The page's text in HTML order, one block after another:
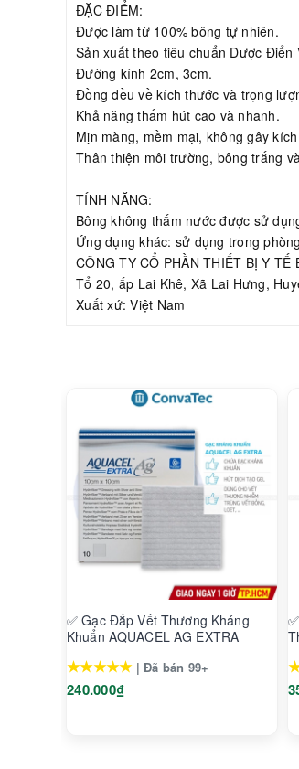
ĐẶC ĐIỂM:
Được làm từ 100% bông tự nhiên.
Sản xuất theo tiêu chuẩn Dược Điển
Đường kính 2cm, 3cm.
Đồng đều về kích thước và trọng
Khả năng thấm hút cao và nhanh.
Mịn màng, mềm mại, không gây
Thân thiện môi trường, bông trắng
TÍNH NĂNG:
Bông không thấm nước được sử
Ứng dụng khác: sử dụng trong
CÔNG TY CỔ PHẦN THIẾT BỊ Y TẾ
Tổ 20, ấp Lai Khê, Xã Lai Hưng,
Xuất xứ: Việt Nam
✅ Gạc Đắp Vết Thương Kháng
Khuẩn AQUACEL AG EXTRA
★★★★★ | Đã bán 99+
240.000₫